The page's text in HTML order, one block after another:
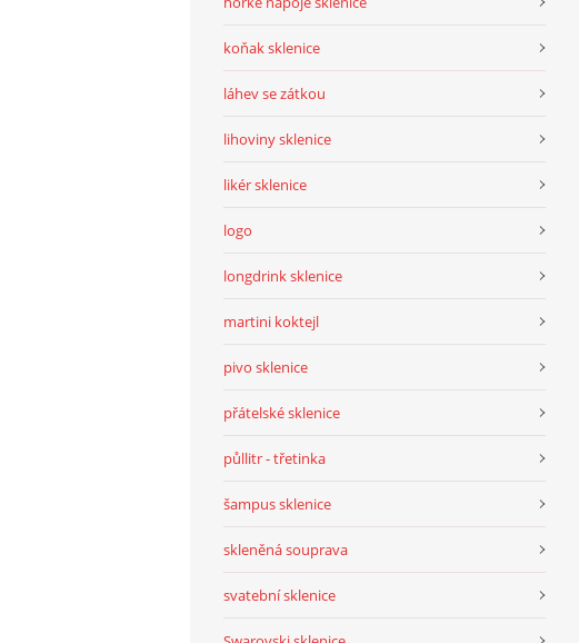
koňak sklenice
láhev se zátkou
lihoviny sklenice
likér sklenice
logo
longdrink sklenice
martini koktejl
pivo sklenice
přátelské sklenice
půllitr - třetinka
šampus sklenice
skleněná souprava
svatební sklenice